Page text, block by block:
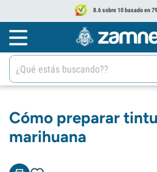
8.6 sobre 10 basado en
Cómo preparar
marihuana